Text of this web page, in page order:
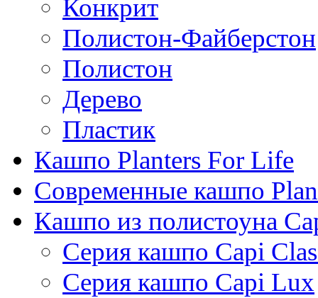
Конкрит
Полистон-Файберстон
Полистон
Дерево
Пластик
Кашпо Planters For Life
Современные кашпо
Кашпо из полистоуна
Серия кашпо Capi
Серия кашпо Capi Lux